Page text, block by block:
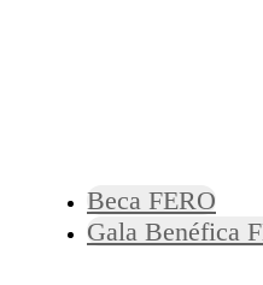
Beca FERO
Gala Benéfica